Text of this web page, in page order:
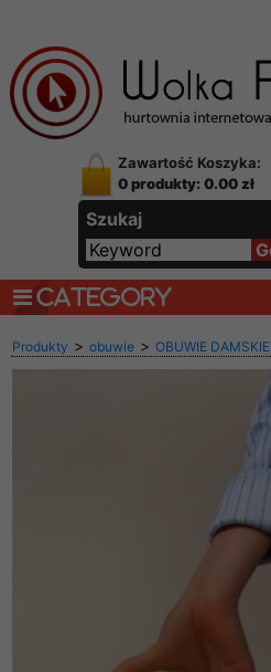
Zawartość Koszyka:
0 produkty: 0.00 zł
Szukaj
CATEGORY
Produkty > obuwie > OBUWIE DAMSKIE